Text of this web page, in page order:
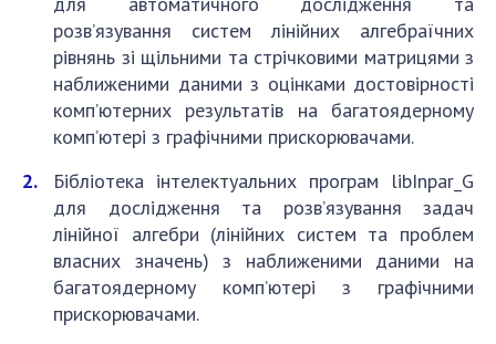
розв’язування систем лінійних алгебраїчних
рівнянь зі щільними та стрічковими матрицями з
наближеними даними з оцінками достовірності
комп’ютерних результатів на багатоядерному
комп’ютері з графічними прискорювачами.
Бібліотека інтелектуальних програм libInpar_G
для дослідження та розв’язування задач
лінійної алгебри (лінійних систем та проблем
власних значень) з наближеними даними на
багатоядерному комп’ютері з графічними
прискорювачами.